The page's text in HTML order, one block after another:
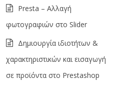
Presta – Αλλαγή
φωτογραφιών στο Slider
Δημιουργία ιδιοτήτων &
χαρακτηριστικών και εισαγωγή
σε προϊόντα στο Prestashop